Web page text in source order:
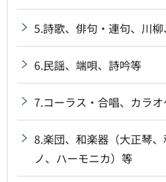
5.詩歌、俳句・連句、川
6.民謡、端唄、詩吟等
7.コーラス・合唱、カラ
8.楽団、和楽器（大正琴
ノ、ハーモニカ）等